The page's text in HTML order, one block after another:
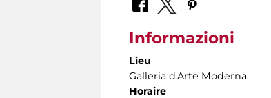
Informazioni
Lieu
Galleria d'Arte Moderna
Horaire